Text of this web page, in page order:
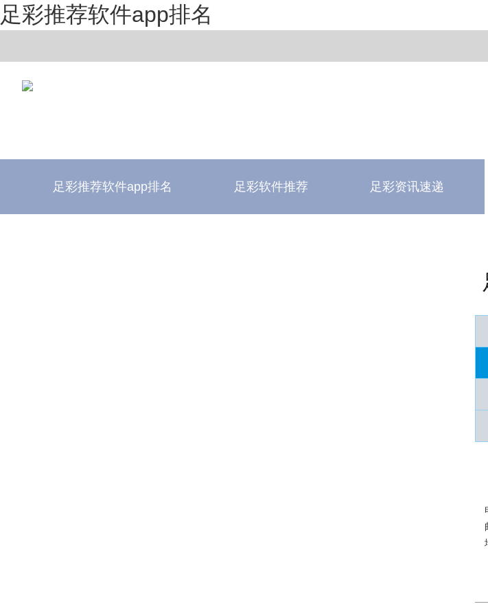
足彩推荐软件app排名
足彩推荐软件app排名 足彩软件推荐 足彩资讯速递